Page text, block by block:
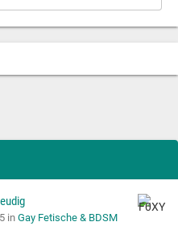
in Gay Fetische & BDSM